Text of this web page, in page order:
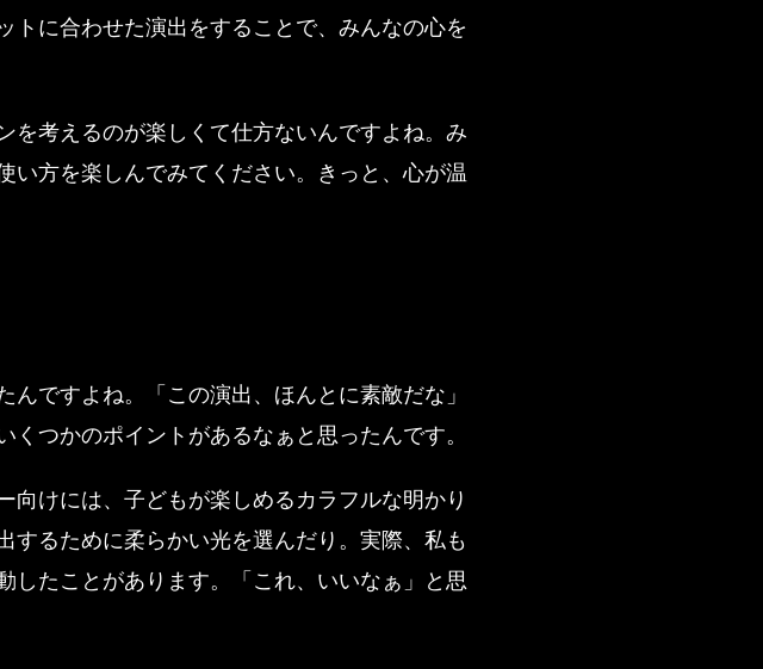
トに合わせた演出をすることで、みんなの心を
を考えるのが楽しくて仕方ないんですよね。み
い方を楽しんでみてください。きっと、心が温
ですよね。「この演出、ほんとに素敵だな」
つかのポイントがあるなぁと思ったんです。
向けには、子どもが楽しめるカラフルな明かり
するために柔らかい光を選んだり。実際、私も
したことがあります。「これ、いいなぁ」と思